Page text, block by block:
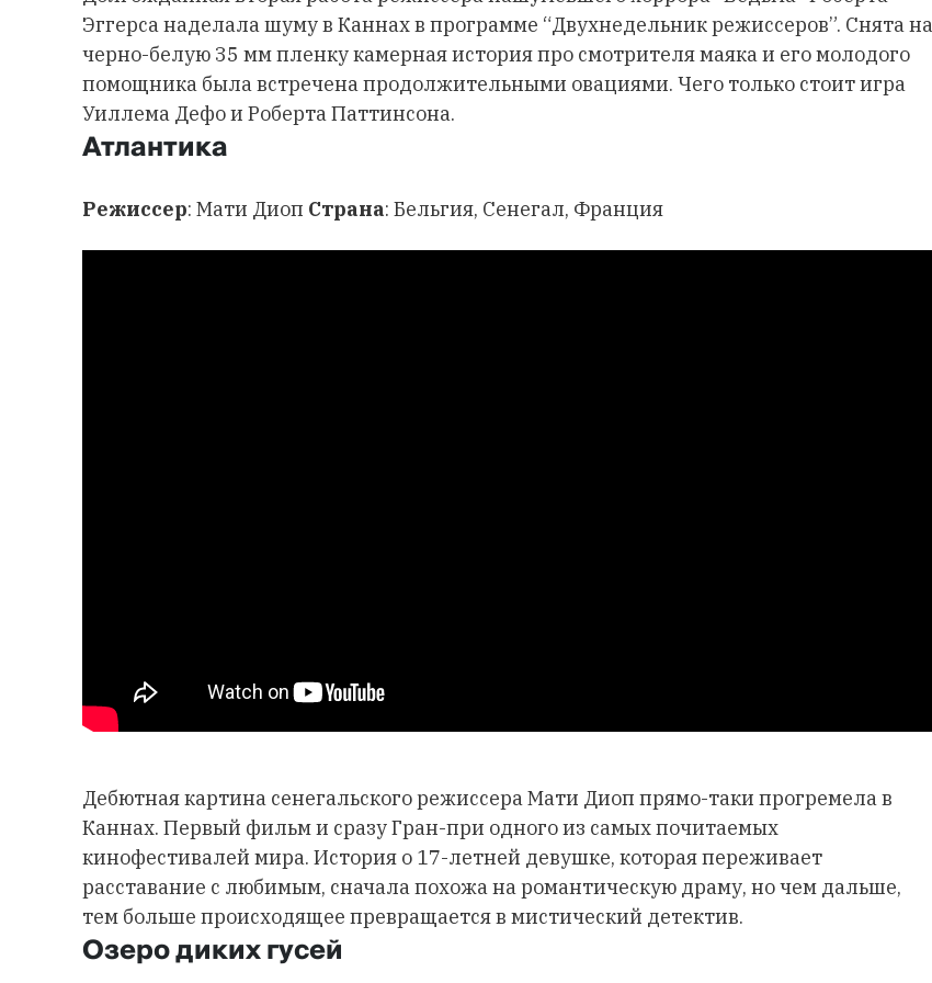
Эггерса наделала шуму в Каннах в программе “Двухнедельник режиссеров”. Снята на
черно-белую 35 мм пленку камерная история про смотрителя маяка и его молодого
помощника была встречена продолжительными овациями. Чего только стоит игра
Уиллема Дефо и Роберта Паттинсона.
Атлантика
Режиссер: Мати Диоп Страна: Бельгия, Сенегал, Франция
Дебютная картина сенегальского режиссера Мати Диоп прямо-таки прогремела в
Каннах. Первый фильм и сразу Гран-при одного из самых почитаемых
кинофестивалей мира. История о 17-летней девушке, которая переживает
расставание с любимым, сначала похожа на романтическую драму, но чем дальше,
тем больше происходящее превращается в мистический детектив.
Озеро диких гусей